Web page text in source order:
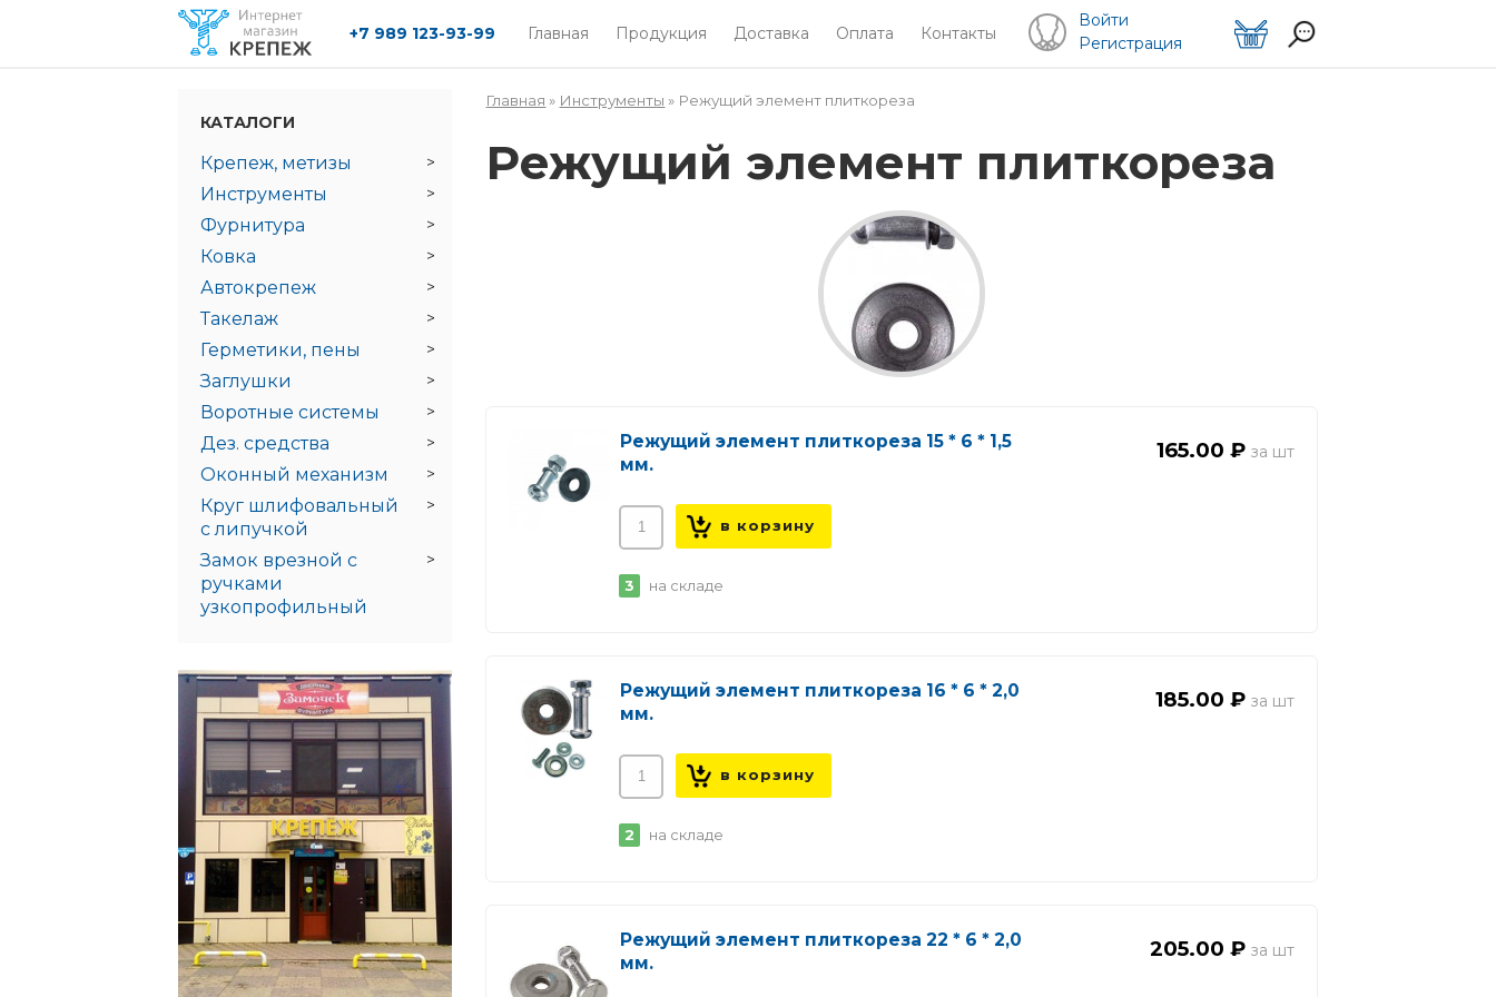
Главная Продукция Доставка Оплата Контакты
+7 989 123-93-99
Войти
Регистрация
Вы здесь
Главная » Инструменты » Режущий элемент плиткореза
Режущий элемент плиткореза
Режущий элемент плиткореза 15 * 6 * 1,5
мм.
165.00 ₽
3 на складе
Режущий элемент плиткореза 16 * 6 * 2,0
мм.
185.00 ₽
2 на складе
Режущий элемент плиткореза 22 * 6 * 2,0
мм.
205.00 ₽
КАТАЛОГИ
Крепеж, метизы
Инструменты
Фурнитура
Ковка
Автокрепеж
Такелаж
Герметики, пены
Заглушки
Воротные системы
Дез. средства
Оконный механизм
Круг шлифовальный
с липучкой
Замок врезной с
ручками
узкопрофильный